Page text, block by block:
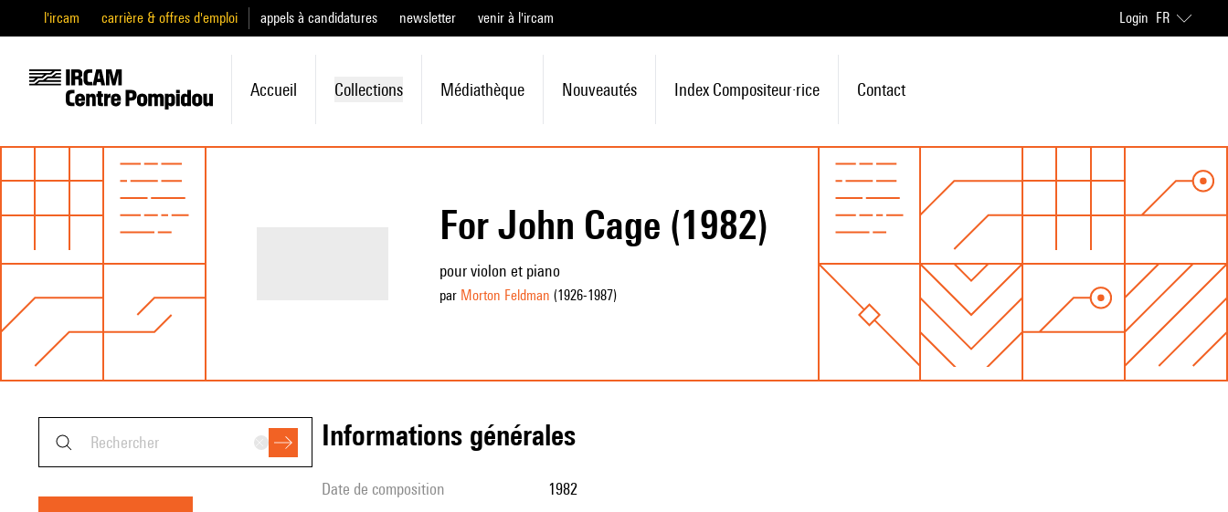
l'ircam carrière & offres d'emploi appels à candidatures newsletter venir à l'ircam Login FR
Accueil Collections Médiathèque Nouveautés Index Compositeur·rice Contact
For John Cage (1982)
pour violon et piano
par Morton Feldman (1926-1987)
informations générales
date de composition 1982